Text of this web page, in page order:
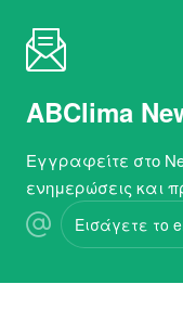
ABClima
Εγγραφείτε στο
ενημερώσεις και
Εισάγετε
το
email